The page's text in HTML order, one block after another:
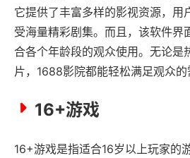
它提供了丰富多样的影视资源，用
受海量精彩剧集。而且，该软件界
合各个年龄段的观众使用。无论是
片，1688影院都能轻松满足观众的
16+游戏
16+游戏是指适合16岁以上玩家的